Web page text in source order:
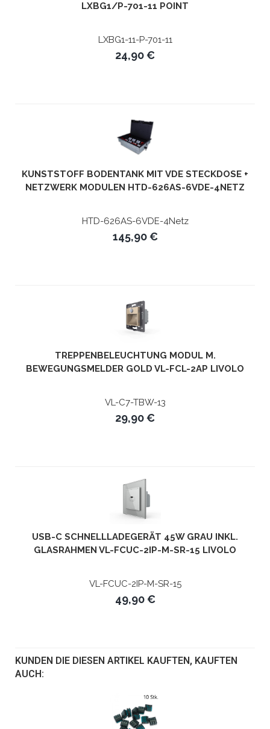
XBG1/P-701-11 POINT
LXBG1-11-P-701-11
24,90 €
KUNSTSTOFF BODENTANK MIT VDE STECKDOSE +
NETZWERK MODULEN HTD-626AS-6VDE-4NETZ
HTD-626AS-6VDE-4Netz
145,90 €
TREPPENBELEUCHTUNG MODUL M.
BEWEGUNGSMELDER GOLD VL-FCL-2AP LIVOLO
VL-C7-TBW-13
29,90 €
USB-C SCHNELLLADEGERÄT 45W GRAU INKL.
GLASRAHMEN VL-FCUC-2IP-M-SR-15 LIVOLO
VL-FCUC-2IP-M-SR-15
49,90 €
KUNDEN DIE DIESEN ARTIKEL KAUFTEN, KAUFTEN
AUCH: